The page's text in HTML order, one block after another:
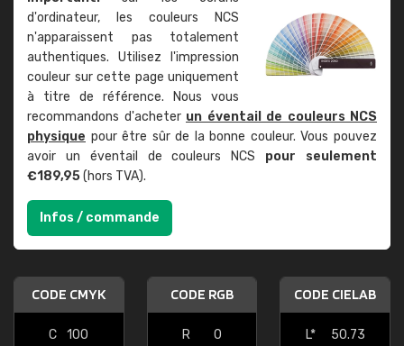
d'ordinateur, les couleurs NCS
n'apparaissent pas totalement
authentiques. Utilisez l'impression
couleur sur cette page uniquement
à titre de référence. Nous vous
recommandons d'acheter un éventail de couleurs NCS
physique pour être sûr de la bonne couleur. Vous pouvez
avoir un éventail de couleurs NCS pour seulement
€189,95(hors TVA).
Infos / commande
CODE CMYK
C
100
CODE RGB
R
0
CODE CIELAB
L*
50.73